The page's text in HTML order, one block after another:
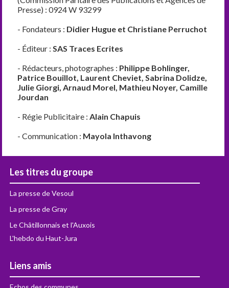
Presse) : 0924 W 93299
- Fondateurs : Didier Hugue et Christiane Perruchot
- Éditeur : SAS Traces Ecrites
- Rédacteurs, photographes : Philippe Bohlinger,
Patrice Bouillot, Laurent Cheviet, Sabrina Dolidze,
Julie Giorgi, Arnaud Morel, Mathieu Noyer, Camille
Jourdan
- Régie Publicitaire : Alain Chapuis
- Communication : Mayola Inthavong
Les titres du groupe
La presse de Vesoul
La presse de Gray
Le Châtillonnais et l'Auxois
L'hebdo du Haut-Jura
Liens amis